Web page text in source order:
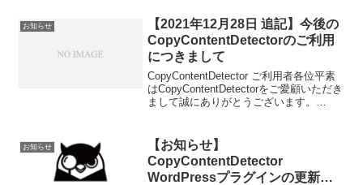
いですが、今後ともCopyC...
お知らせ
【2021年12月28日 追記】今後の
CopyContentDetectorのご利用
につきまして
CopyContentDetector ご利用者各位平素
はCopyContentDetectorをご愛顧いただき
まして誠にありがとうございます。
併せてご確認くださ...
お知らせ
【お知らせ】
CopyContentDetector
WordPressプラグインの更新の